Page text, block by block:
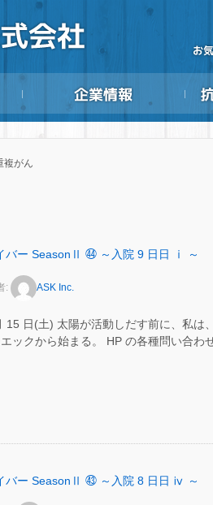
複がん
バー SeasonⅡ ㊹ ～入院 9 日日 ⅰ ～
: ASK Inc.
15 日(土) 太陽が活動しだす前に、私は
ックから始まる。 HP の各種問い合わ
バー SeasonⅡ ㊸ ～入院 8 日日 ⅳ ～